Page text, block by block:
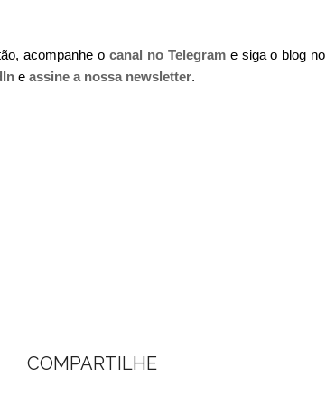
acompanhe o canal no Telegrame siga o blog no
e assine a nossa newsletter.
COMPARTILHE